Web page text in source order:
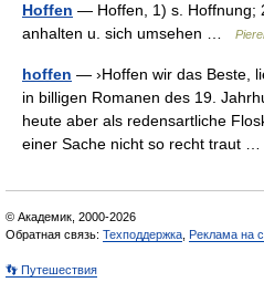
Hoffen — Hoffen, 1) s. Hoffnung;
anhalten u. sich umsehen …
hoffen — ›Hoffen wir das Beste,
in billigen Romanen des 19.
heute aber als redensartliche
einer Sache nicht so recht traut …
© Академик, 2000-2026
Обратная связь: Техподдержка Реклама на
👣 Путешествия